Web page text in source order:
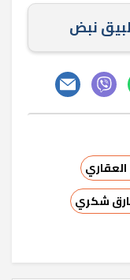
نبض
شكري